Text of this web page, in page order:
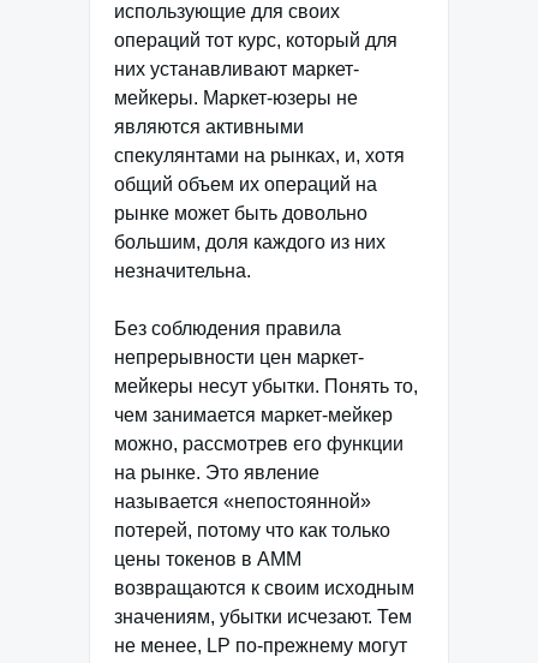
использующие для своих
операций тот курс, который для
них устанавливают маркет-
мейкеры. Маркет-юзеры не
являются активными
спекулянтами на рынках, и, хотя
общий объем их операций на
рынке может быть довольно
большим, доля каждого из них
незначительна.
Без соблюдения правила
непрерывности цен маркет-
мейкеры несут убытки. Понять то,
чем занимается маркет-мейкер
можно, рассмотрев его функции
на рынке. Это явление
называется «непостоянной»
потерей, потому что как только
цены токенов в AMM
возвращаются к своим исходным
значениям, убытки исчезают. Тем
не менее, LP по-прежнему могут